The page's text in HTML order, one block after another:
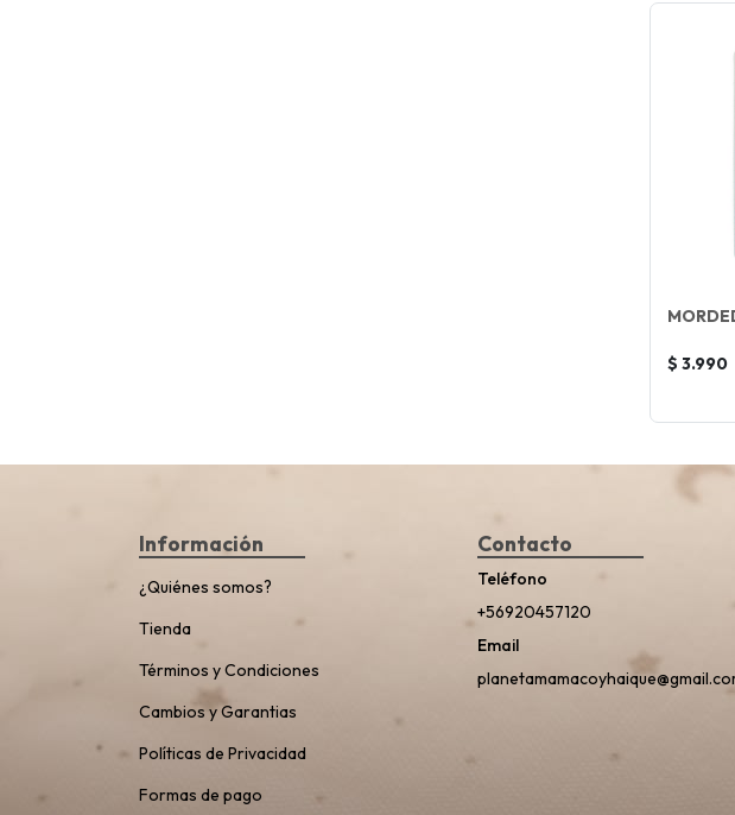
$ 3.990
Información
¿Quiénes somos?
Tienda
Términos y Condiciones
Cambios y Garantias
Políticas de Privacidad
Formas de pago
Contacto
Teléfono
+56920457120
Email